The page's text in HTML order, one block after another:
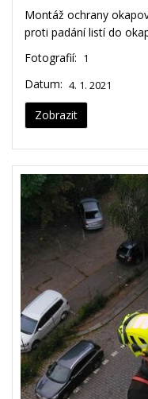
Montáž ochrany
proti padání listí do
Fotografií: 1
Datum: 4. 1. 2021
Zobrazit